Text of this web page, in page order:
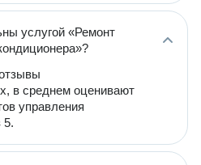
услугой «Ремонт
в среднем оценивают
управления
5.